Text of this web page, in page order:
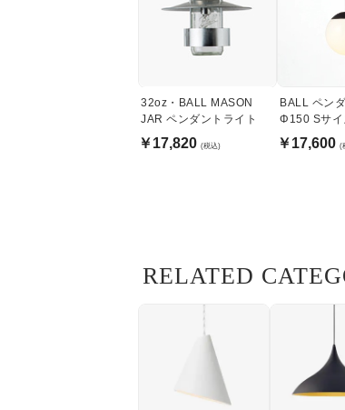
32oz・BALL MASON
JAR ペンダントライト
￥17,820 (税込)
BALL ペン
Φ150 Sサイ
ガラス
￥17,600 (
RELATED